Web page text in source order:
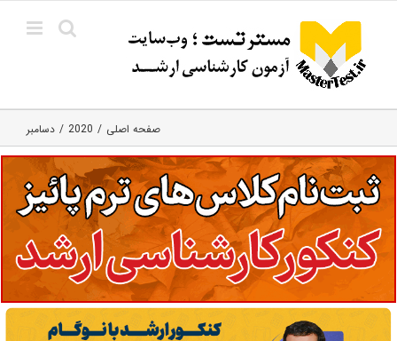
content
صفحه اصلی 2020 دسامبر